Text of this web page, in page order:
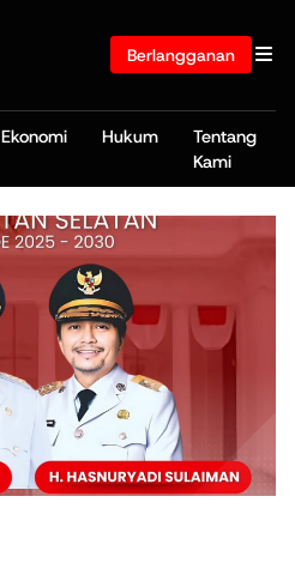
Berlangganan
Ekonomi Hukum
Tentang
Kami